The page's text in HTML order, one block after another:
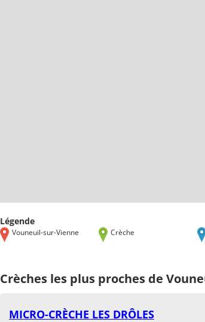
Légende
Vouneuil-sur-Vienne Crèche
Crèches les plus proches de
MICRO-CRÈCHE LES DRÔLES